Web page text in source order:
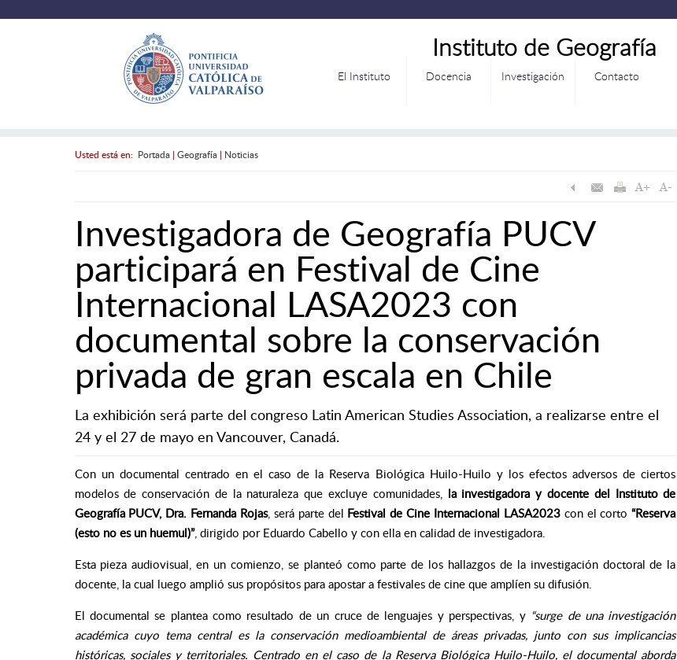
Instituto de Geografía
El Instituto Docencia Investigación Contacto
Usted está en: Portada| Geografía| Noticias
Investigadora de Geografía PUCV
participará en Festival de Cine
Internacional LASA2023 con
documental sobre la conservación
privada de gran escala en Chile
La exhibición será parte del congreso Latin American Studies Association, a realizarse entre el
24 y el 27 de mayo en Vancouver, Canadá.
Con un documental centrado en el caso de la Reserva Biológica Huilo-Huilo y los efectos adversos de ciertos
modelos de conservación de la naturaleza que excluye comunidades, la investigadora y docente del Instituto de
Geografía PUCV, Dra. Fernanda Rojas, será parte del Festival de Cine Internacional LASA2023con el corto“Reserva
(esto no es un huemul)”, dirigido por Eduardo Cabello y con ella en calidad de investigadora.
Esta pieza audiovisual, en un comienzo, se planteó como parte de los hallazgos de la investigación doctoral de la
docente, la cual luego amplió sus propósitos para apostar a festivales de cine que amplíen su difusión.
El documental se plantea como resultado de un cruce de lenguajes y perspectivas, y “surge de una investigación
académica cuyo tema central es la conservación medioambiental de áreas privadas, junto con sus implicancias
históricas, sociales y territoriales. Centrado en el caso de la Reserva Biológica Huilo-Huilo, el documental aborda